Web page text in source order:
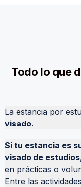
Todo lo que
La estancia por
visado.
Si tu estancia es
visado de estudios
en prácticas o
Entre las